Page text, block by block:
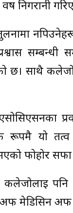
निगरानी
छ। साथै
रूपमै यो तत्व
फोहोर सफा
पनि
मेडिसिन अफ